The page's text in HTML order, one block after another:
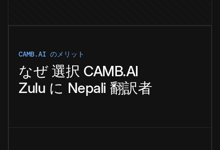
CAMB.AI のメリット
なぜ 選択 CAMB.AI
Zulu に Nepali 翻訳者